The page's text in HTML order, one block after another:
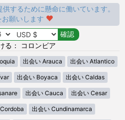
するために懸命に働いています。
お願いします
る： コロンビア
出会い Arauca 出会い Atlantico
出会い Boyaca 出会い Caldas
出会い Cauca 出会い Cesar
出会い Cundinamarca